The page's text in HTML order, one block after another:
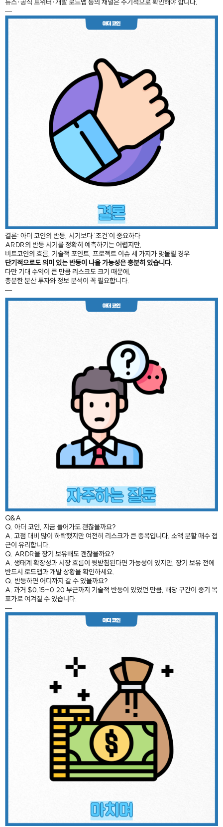
—
결론: 아더 코인의 반등, 시기보다 '조건'이 중요하다
ARDR의 반등 시기를 정확히 예측하기는 어렵지만,
비트코인의 흐름, 기술적 포인트, 프로젝트 이슈 세 가지가 맞물릴 경우
단기적으로도 의미 있는 반등이 나올 가능성은 충분히 있습니다.
다만 기대 수익이 큰 만큼 리스크도 크기 때문에,
충분한 분산 투자와 정보 분석이 꼭 필요합니다.
—
Q&A
Q. 아더 코인, 지금 들어가도 괜찮을까요?
A. 고점 대비 많이 하락했지만 여전히 리스크가 큰 종목입니다. 소액 분할 매수 접
근이 유리합니다.
Q. ARDR을 장기 보유해도 괜찮을까요?
A. 생태계 확장성과 시장 흐름이 뒷받침된다면 가능성이 있지만, 장기 보유 전에
반드시 로드맵과 개발 상황을 확인하세요.
Q. 반등하면 어디까지 갈 수 있을까요?
A. 과거 $0.15~0.20 부근까지 기술적 반등이 있었던 만큼, 해당 구간이 중기 목
표가로 여겨질 수 있습니다.
—